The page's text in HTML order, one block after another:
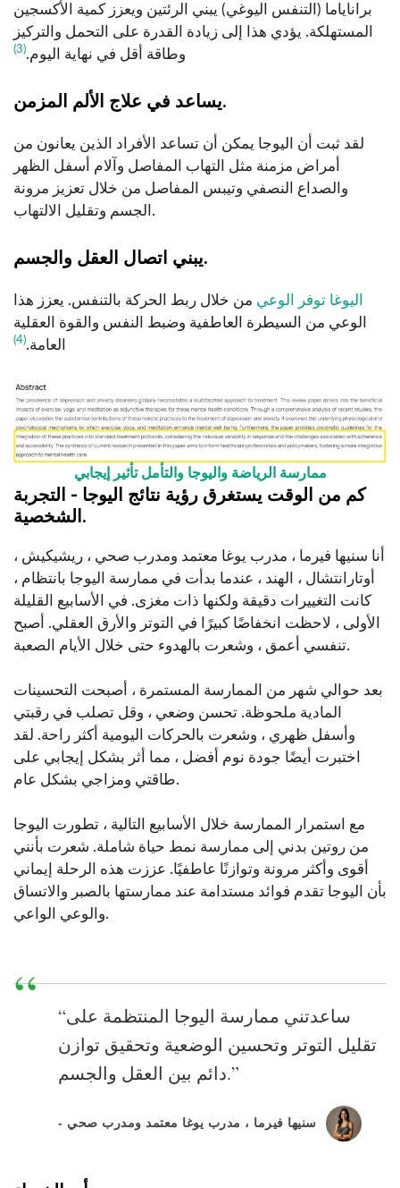
براناياما (التنفس اليوغي) يبني الرئتين ويعزز كمية الأكسجين
المستهلكة. يؤدي هذا إلى زيادة القدرة على التحمل والتركيز
وطاقة أقل في نهاية اليوم.(3)
يساعد في علاج الألم المزمن.
لقد ثبت أن اليوجا يمكن أن تساعد الأفراد الذين يعانون من
أمراض مزمنة مثل التهاب المفاصل وآلام أسفل الظهر
والصداع النصفي وتيبس المفاصل من خلال تعزيز مرونة
الجسم وتقليل الالتهاب.
يبني اتصال العقل والجسم.
اليوغا توفر الوعي من خلال ربط الحركة بالتنفس. يعزز هذا
الوعي من السيطرة العاطفية وضبط النفس والقوة العقلية
العامة.(4)
ممارسة الرياضة واليوجا والتأمل تأثير إيجابي
كم من الوقت يستغرق رؤية نتائج اليوجا - التجربة
الشخصية.
أنا سنيها فيرما ، مدرب يوغا معتمد ومدرب صحي ، ريشيكيش ،
أوتارانتشال ، الهند ، عندما بدأت في ممارسة اليوجا بانتظام ،
كانت التغييرات دقيقة ولكنها ذات مغزى. في الأسابيع القليلة
الأولى ، لاحظت انخفاضًا كبيرًا في التوتر والأرق العقلي. أصبح
تنفسي أعمق ، وشعرت بالهدوء حتى خلال الأيام الصعبة.
بعد حوالي شهر من الممارسة المستمرة ، أصبحت التحسينات
المادية ملحوظة. تحسن وضعي ، وقل تصلب في رقبتي
وأسفل ظهري ، وشعرت بالحركات اليومية أكثر راحة. لقد
اختبرت أيضًا جودة نوم أفضل ، مما أثر بشكل إيجابي على
طاقتي ومزاجي بشكل عام.
مع استمرار الممارسة خلال الأسابيع التالية ، تطورت اليوجا
من روتين بدني إلى ممارسة نمط حياة شاملة. شعرت بأنني
أقوى وأكثر مرونة وتوازنًا عاطفيًا. عززت هذه الرحلة إيماني
بأن اليوجا تقدم فوائد مستدامة عند ممارستها بالصبر والاتساق
والوعي الواعي.
“ساعدتني ممارسة اليوجا المنتظمة على
تقليل التوتر وتحسين الوضعية وتحقيق توازن
دائم بين العقل والجسم.”
- سنيها فيرما ، مدرب يوغا معتمد ومدرب صحي